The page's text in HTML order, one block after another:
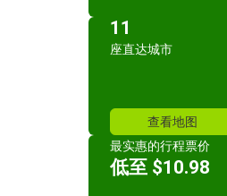
11
座直达城市
查看地图
最实惠的行程票价
低至 $10.98